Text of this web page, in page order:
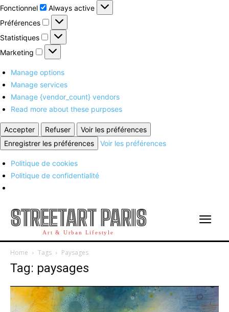
Fonctionnel
Fonctionnel
Always active
Préférences
Préférences
Statistiques
Statistiques
Marketing
Marketing
Manage options
Manage services
Manage {vendor_count} vendors
Read more about these purposes
Accepter Refuser
Voir les préférences
Enregistrer les préférences
Voir les préférences
Politique de cookies
Politique de confidentialité
STREETART PARIS
Art & Urban Lifestyle
Home Tags Paysages
Tag: paysages